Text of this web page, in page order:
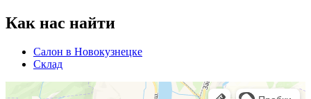
Как нас найти
Салон в Новокузнецке
Склад